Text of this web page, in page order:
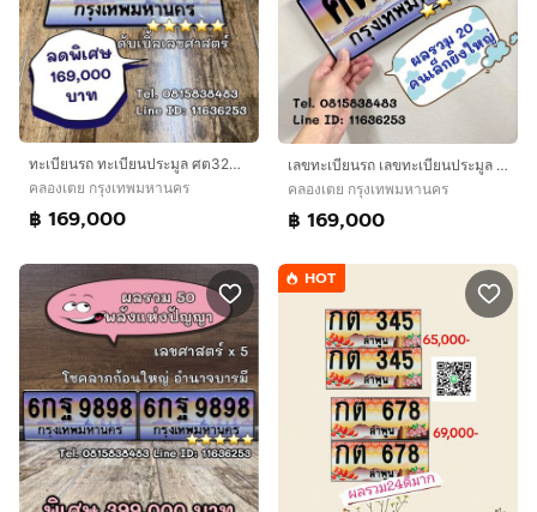
ทะเบียนรถ ทะเบียนประมูล ศต3232 (ผลรวมดีมาก 20 คนเล็กผู้ยิ่งใหญ่)
คลองเตย กรุงเทพมหานคร
฿ 169,000
เลขทะเบียนรถ เลขทะเบียนประมูล ศต3232 (ผลรวมดึมาก 20 คนเล็กผู้ยิ่งใหญ่)
คลองเตย กรุงเทพมหานคร
฿ 169,000
HOT